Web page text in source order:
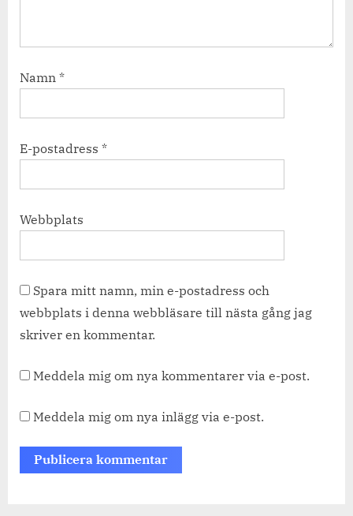
Namn *
E-postadress *
Webbplats
Spara mitt namn, min e-postadress och
webbplats i denna webbläsare till nästa gång jag
skriver en kommentar.
Meddela mig om nya kommentarer via e-post.
Meddela mig om nya inlägg via e-post.